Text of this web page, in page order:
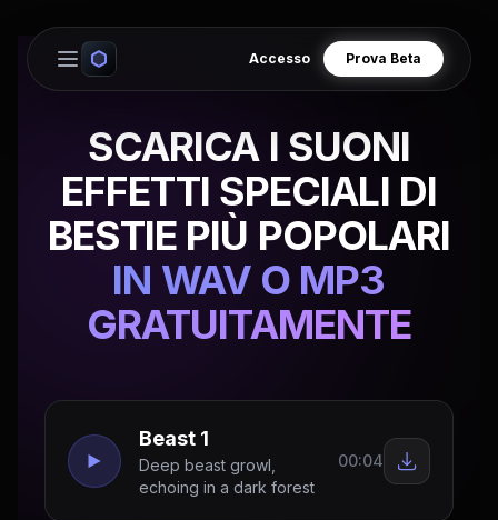
Open main menu
Accesso Prova Beta
SCARICA I SUONI
EFFETTI SPECIALI DI
BESTIE PIÙ POPOLARI
IN WAV O MP3
GRATUITAMENTE
Beast 1
Deep beast growl,
echoing in a dark forest
00:04